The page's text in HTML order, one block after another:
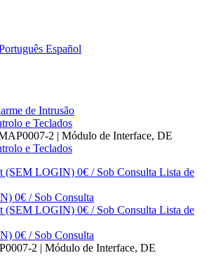
Español
de Intrusão
e Teclados
2 | Módulo de Interface, DE
e Teclados
(SEM LOGIN) 0€ / Sob Consulta Lista de
0€ / Sob Consulta
(SEM LOGIN) 0€ / Sob Consulta Lista de
0€ / Sob Consulta